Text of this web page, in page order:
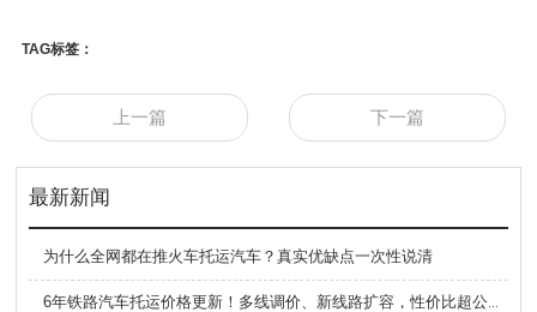
TAG标签：
上一篇 下一篇
最新新闻
为什么全网都在推火车托运汽车？真实优缺点一次性说清
6年铁路汽车托运价格更新！多线调价、新线路扩容，性价比超公路大板车